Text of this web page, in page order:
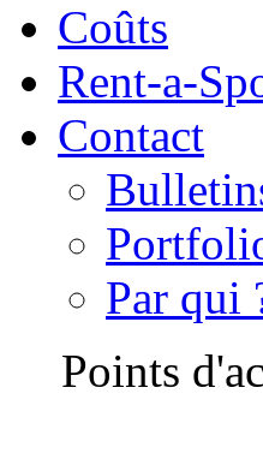
Coûts
Rent-a-
Contact
Par qui
Points